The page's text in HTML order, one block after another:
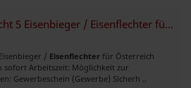
Firma Leader s.r.o. sucht 5 Eisenbieger / Eisenflechter für Österreich
/ Eisenflechter für Österreich
sofort Arbeitszeit: Möglichkeit zur
Gewerbeschein (Gewerbe) Sicherh ..